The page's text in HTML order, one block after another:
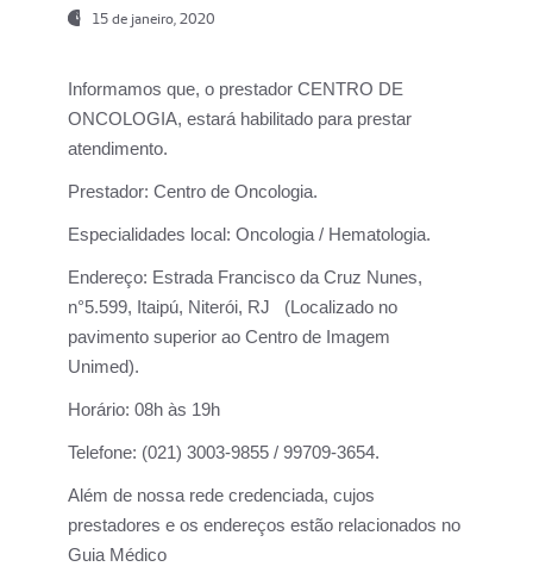
15 de janeiro, 2020
Informamos que, o prestador CENTRO DE
ONCOLOGIA, estará habilitado para prestar
atendimento.
Prestador: Centro de Oncologia.
Especialidades local: Oncologia / Hematologia.
Endereço: Estrada Francisco da Cruz Nunes,
n°5.599, Itaipú, Niterói, RJ (Localizado no
pavimento superior ao Centro de Imagem
Unimed).
Horário: 08h às 19h
Telefone: (021) 3003-9855 / 99709-3654.
Além de nossa rede credenciada, cujos
prestadores e os endereços estão relacionados no
Guia Médico